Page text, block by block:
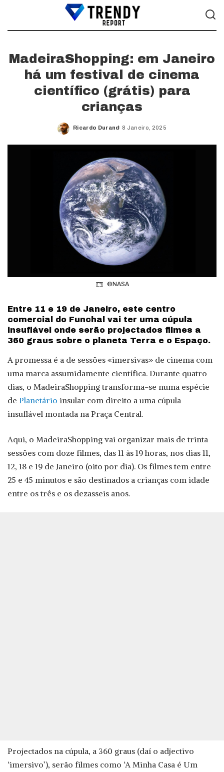
MadeiraShopping: em Janeiro
há um festival de cinema
científico (grátis) para
crianças
Posted
Ricardo Durand 8 Janeiro, 2025
©NASA
Entre 11 e 19 de Janeiro, este centro
comercial do Funchal vai ter uma cúpula
insuflável onde serão projectados filmes a
360 graus sobre o planeta Terra e o Espaço.
A promessa é a de sessões «imersivas» de cinema com
uma marca assumidamente científica. Durante quatro
dias, o MadeiraShopping transforma-se numa espécie
de Planetário insular com direito a uma cúpula
insuflável montada na Praça Central.
Aqui, o MadeiraShopping vai organizar mais de trinta
sessões com doze filmes, das 11 às 19 horas, nos dias 11,
12, 18 e 19 de Janeiro (oito por dia). Os filmes tem entre
25 e 45 minutos e são destinados a crianças com idade
entre os três e os dezasseis anos.
Projectados na cúpula, a 360 graus (daí o adjectivo
‘imersivo’), serão filmes como ‘A Minha Casa é Um